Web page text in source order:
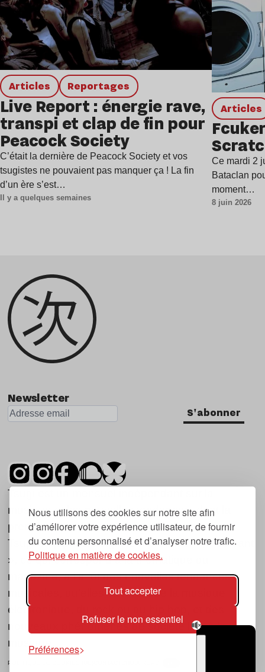
Nous utilisons des cookies sur notre site afin
d’améliorer votre expérience utilisateur, de fournir
du contenu personnalisé et d’analyser notre trafic.
Politique en matière de cookies.
Tout accepter
Refuser le non essentiel
Préférences
Articles Reportages
Live Report : énergie rave,
transpi et clap de fin pour
Peacock Society
C’était la dernière de Peacock Society et vos
tsugistes ne pouvaient pas manquer ça ! La fin
d’un ère s’est…
Il y a quelques semaines
Articles
Ce mardi 2
Bataclan
moment…
8 juin 2026
Newsletter
S'abonner
Tsugi est un mensuel indépendant sur la
musique et les nouvelles tendances, dont la
première parution date de 2007.
Tsugi en japonais signifie « prochain », « suivant
», ce qui correspond à la thématique du
magazine, à l’affût des nouvelles tendances
musicales, qu’elles viennent de la musique
électronique, du rock ou du hip hop, et des
nouveaux phénomènes de société liés à la
musique.
POLITIQUE DE COOKIES (UE)